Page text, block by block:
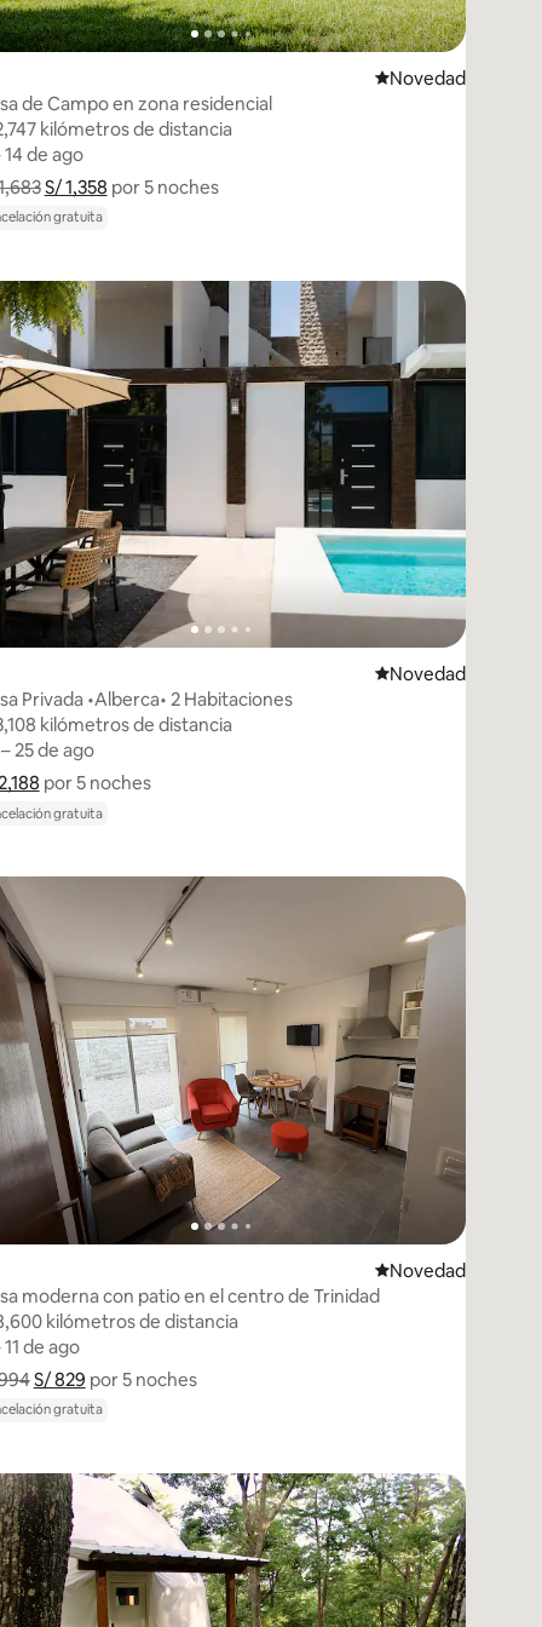
de Campo en zona residencial
kilómetros de distancia
kilómetros de distancia
14 de ago
14 de ago
S/ 1,358 Muestra el desglose del precio
por 5 noches
gratuita
Lugar para
Novedad
Privada •Alberca• 2 Habitaciones
kilómetros de distancia
kilómetros de distancia
25 de ago
25 de ago
Muestra el desglose del precio
por 5 noches
por 5 noches
gratuita
Lugar para
Novedad
moderna con patio en el centro de Trinidad
kilómetros de distancia
kilómetros de distancia
11 de ago
11 de ago
S/ 829 Muestra el desglose del precio
por 5 noches
gratuita
Lugar para
Novedad